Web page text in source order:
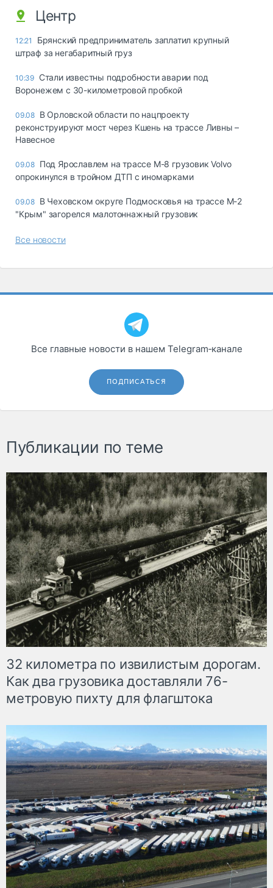
Центр
12:21
Брянский предприниматель заплатил крупный
штраф за негабаритный груз
10:39 Стали известны подробности аварии под
Воронежем с 30-километровой пробкой
09.08 В Орловской области по нацпроекту
реконструируют мост через Кшень на трассе Ливны –
Навесное
09.08 Под Ярославлем на трассе М-8 грузовик Volvo
опрокинулся в тройном ДТП с иномарками
09.08 В Чеховском округе Подмосковья на трассе М-2
"Крым" загорелся малотоннажный грузовик
Все новости
Все главные новости в нашем Telegram‑канале
ПОДПИСАТЬСЯ
Публикации по теме
32 километра по извилистым дорогам.
Как два грузовика доставляли 76-
метровую пихту для флагштока